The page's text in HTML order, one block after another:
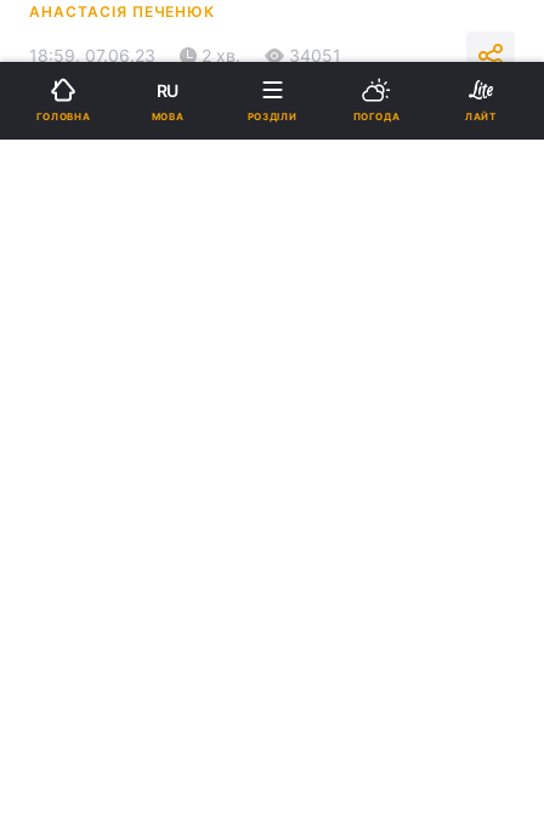
АНАСТАСІЯ ПЕЧЕНЮК
18:59, 07.06.23 2 хв. 34051
Підпишіться на нас в Google
ГОЛОВНА
RU
МОВА РОЗДІЛИ ПОГОДА ЛАЙТ